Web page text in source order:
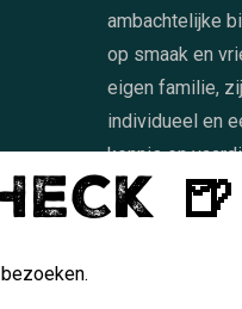
ambachtelijke
op smaak en
eigen familie,
individueel en
kennis en
Frenske, die
brouwerij
hobby tot een
Haye heeft
🍺